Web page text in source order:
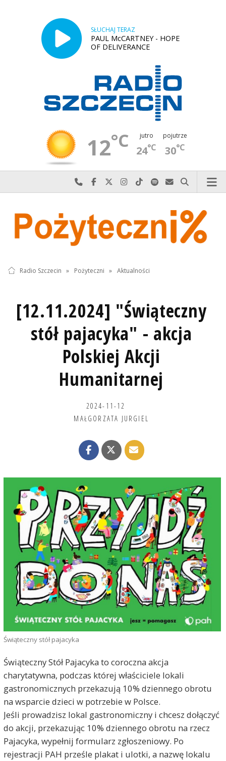
SŁUCHAJ TERAZ
PAUL McCARTNEY - HOPE
OF DELIVERANCE
12°C jutro
24°C
pojutrze
30°C
Najlepiej po prostu do nas zadzwoń
Odwiedź nas na Facebook-u
Odwiedź nas na X
Odwiedź nas na Instagram-ie
Odwiedź nas na TikTok-u
Szukaj nas na Spotify
Wyślij do nas
Szukaj
Radio Szczecin » Pożyteczni » Aktualności
[12.11.2024] "Świąteczny
stół pajacyka" - akcja
Polskiej Akcji
Humanitarnej
2024-11-12
MAŁGORZATA JURGIEL
Świąteczny stół pajacyka
Świąteczny Stół Pajacyka to coroczna akcja
charytatywna, podczas której właściciele lokali
gastronomicznych przekazują 10% dziennego obrotu
na wsparcie dzieci w potrzebie w Polsce.
Jeśli prowadzisz lokal gastronomiczny i chcesz dołączyć
do akcji, przekazując 10% dziennego obrotu na rzecz
Pajacyka, wypełnij formularz zgłoszeniowy. Po
rejestracji PAH prześle plakat i ulotki, a nazwę lokalu